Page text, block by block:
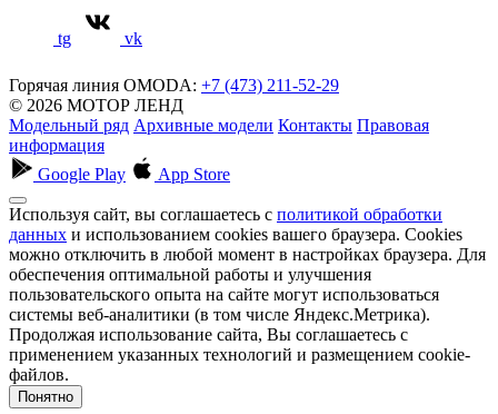
tg vk
Горячая линия OMODA: +7 (473) 211-52-29
© 2026 МОТОР ЛЕНД
Модельный ряд Архивные модели Контакты Правовая
информация
Google Play
App Store
Используя сайт, вы соглашаетесь с политикой обработки
данных и использованием cookies вашего браузера. Cookies
можно отключить в любой момент в настройках браузера. Для
обеспечения оптимальной работы и улучшения
пользовательского опыта на сайте могут использоваться
системы веб-аналитики (в том числе Яндекс.Метрика).
Продолжая использование сайта, Вы соглашаетесь с
применением указанных технологий и размещением cookie-
файлов.
Понятно